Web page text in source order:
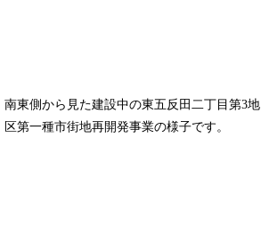
南東側から見た建設中の東五反田二丁目第3地
区第一種市街地再開発事業の様子です。